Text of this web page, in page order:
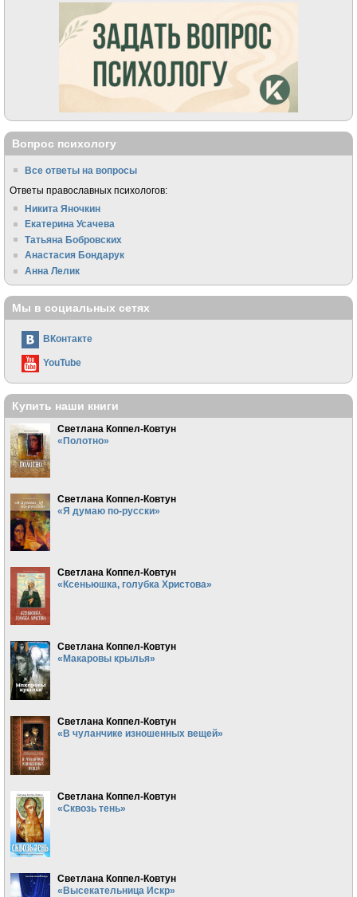
Вопрос психологу
Все ответы на вопросы
Ответы православных психологов:
Никита Яночкин
Екатерина Усачева
Татьяна Бобровских
Анастасия Бондарук
Анна Лелик
Мы в социальных сетях
ВКонтакте
YouTube
Купить наши книги
Светлана Коппел-Ковтун
«Полотно»
Светлана Коппел-Ковтун
«Я думаю по-русски»
Светлана Коппел-Ковтун
«Ксеньюшка, голубка Христова»
Светлана Коппел-Ковтун
«Макаровы крылья»
Светлана Коппел-Ковтун
«В чуланчике изношенных вещей»
Светлана Коппел-Ковтун
«Сквозь тень»
Светлана Коппел-Ковтун
«Высекательница Искр»